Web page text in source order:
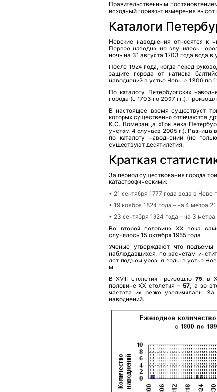
Правительственным
исходный горизонт измерения
Каталоги
Невские наводнения относятся к
Первое наводнение случилось
ночь на 31 августа 1703 года вода
После 1924 года, когда перед
защите города от натиска
наводнений в устье Невы с 1300 по
По каталогу Петербургских
города (с 1703 по 2007 гг.),
В настоящее время существует
которых существенно отличаются
К.С. Померанца «Три века
учетом 4 случаев 2005 г.). Разница
по каталогу наводнений (не
существуют десятилетия.
Краткая
За период существования города
катастрофическими:
• 21 сентября 1777 года вода в
• 19 ноября 1824 года – на 4 метра
• 23 сентября 1924 года - на 3
Во второй половине XX века
случилось 15 октября 1955 года.
Ученые утверждают, что
наблюдавшихся: по расчетам
лет подъем уровня воды в устье
м.
В XVIII столетии произошло 75, в
половине XX столетия –57, а во
частота их резко увеличилась.
наводнений.